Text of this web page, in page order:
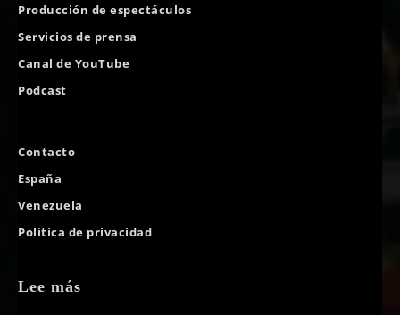
Producción de espectáculos
Servicios de prensa
Canal de YouTube
Podcast
Contacto
España
Venezuela
Política de privacidad
Lee más